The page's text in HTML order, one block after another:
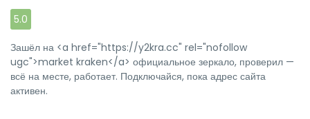
5.0
Зашёл на <a href="https://y2kra.cc" rel="nofollow
ugc">market kraken</a> официальное зеркало, проверил —
всё на месте, работает. Подключайся, пока адрес сайта
активен.